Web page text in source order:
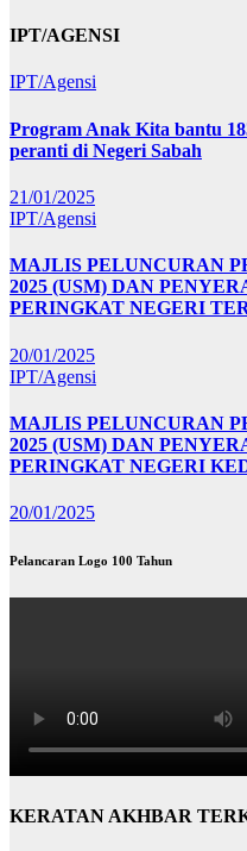
IPT/AGENSI
IPT/Agensi
Program Anak Kita bantu
peranti di Negeri Sabah
21/01/2025
IPT/Agensi
MAJLIS PELUNCURAN
2025 (USM) DAN
PERINGKAT NEGERI
20/01/2025
IPT/Agensi
MAJLIS PELUNCURAN
2025 (USM) DAN
PERINGKAT NEGERI
20/01/2025
Pelancaran Logo 100 Tahun
KERATAN AKHBAR